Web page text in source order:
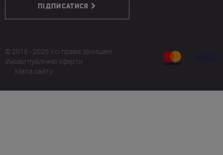
ПІДПИСАТИСЯ
© 2016 - 2026 Усі права захищені
Умови публічної оферти
Мапа сайту